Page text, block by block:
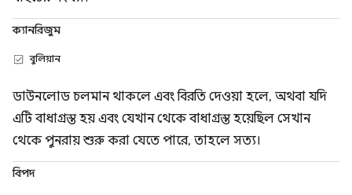
ক্যানরিজুম
বুলিয়ান
ডাউনলোড চলমান থাকলে এবং বিরতি দেওয়া হলে, অথবা যদি
এটি বাধাগ্রস্ত হয় এবং যেখান থেকে বাধাগ্রস্ত হয়েছিল সেখান
থেকে পুনরায় শুরু করা যেতে পারে, তাহলে সত্য।
বিপদ